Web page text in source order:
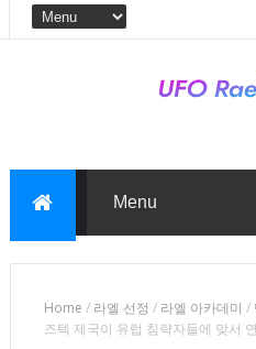
Home / 라엘 선정 / 라엘 아카데미 /
즈텍 제국이 유럽 침략자들에 맞서